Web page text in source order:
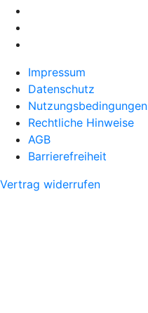
Impressum
Datenschutz
Nutzungsbedingungen
Rechtliche Hinweise
AGB
Barrierefreiheit
Vertrag widerrufen